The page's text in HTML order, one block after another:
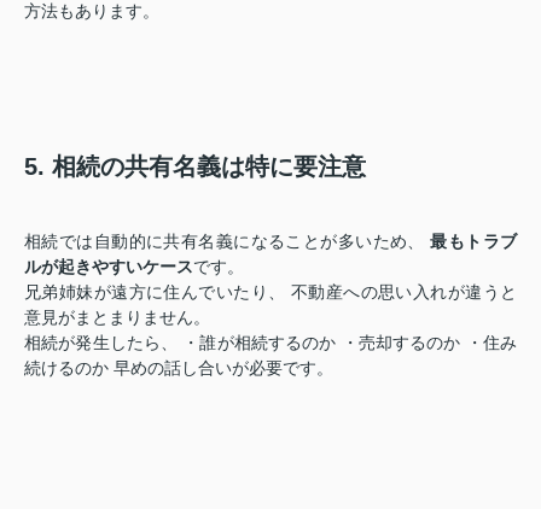
方法もあります。
5. 相続の共有名義は特に要注意
相続では自動的に共有名義になることが多いため、最もトラブ
ルが起きやすいケースです。
兄弟姉妹が遠方に住んでいたり、 不動産への思い入れが違うと
意見がまとまりません。
相続が発生したら、 ・誰が相続するのか ・売却するのか ・住み
続けるのか 早めの話し合いが必要です。